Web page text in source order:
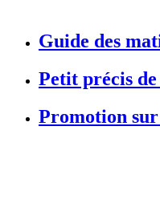
Guide des
Petit précis
Promotion